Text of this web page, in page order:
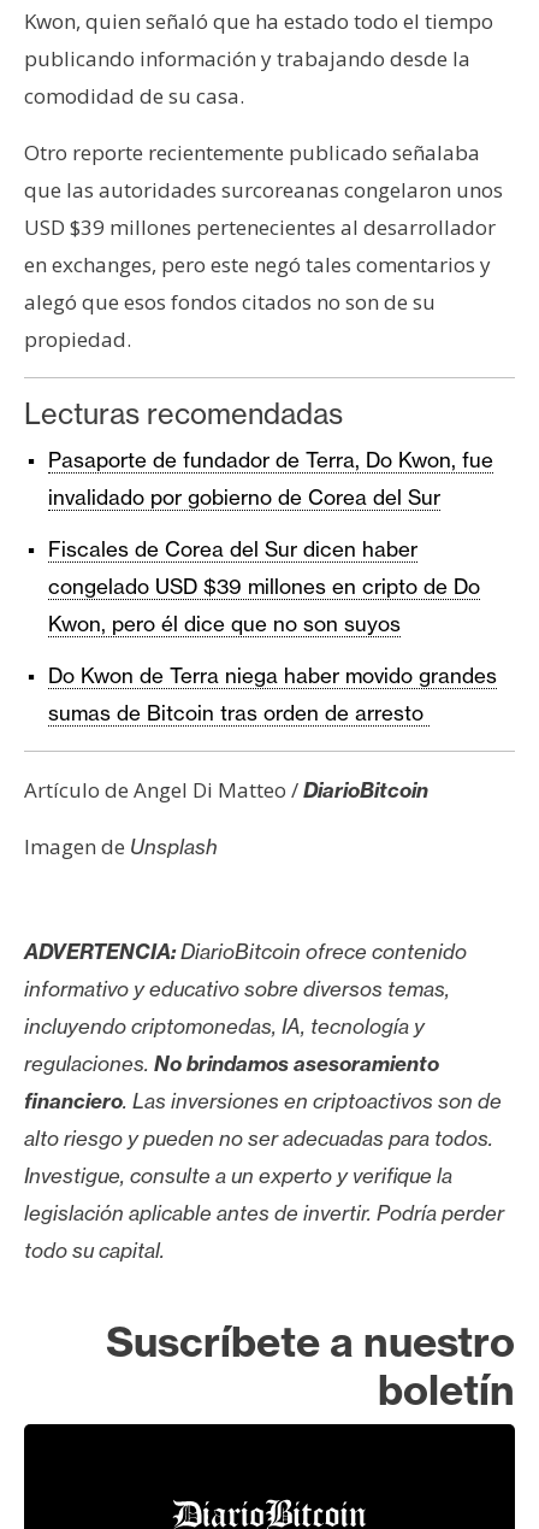
Kwon, quien señaló que ha estado todo el tiempo
publicando información y trabajando desde la
comodidad de su casa.
Otro reporte recientemente publicado señalaba
que las autoridades surcoreanas congelaron unos
USD $39 millones pertenecientes al desarrollador
en exchanges, pero este negó tales comentarios y
alegó que esos fondos citados no son de su
propiedad.
Lecturas recomendadas
Pasaporte de fundador de Terra, Do Kwon, fue
invalidado por gobierno de Corea del Sur
Fiscales de Corea del Sur dicen haber
congelado USD $39 millones en cripto de Do
Kwon, pero él dice que no son suyos
Do Kwon de Terra niega haber movido grandes
sumas de Bitcoin tras orden de arresto
Artículo de Angel Di Matteo /DiarioBitcoin
Imagen de Unsplash
ADVERTENCIA:DiarioBitcoin ofrece contenido
informativo y educativo sobre diversos temas,
incluyendo criptomonedas, IA, tecnología y
regulaciones. No brindamos asesoramiento
financiero. Las inversiones en criptoactivos son de
alto riesgo y pueden no ser adecuadas para todos.
Investigue, consulte a un experto y verifique la
legislación aplicable antes de invertir. Podría perder
todo su capital.
Suscríbete a nuestro
boletín